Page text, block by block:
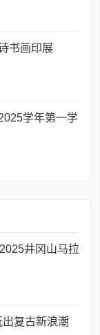
书画印展
学年第一学
井冈山马拉
复古新浪潮